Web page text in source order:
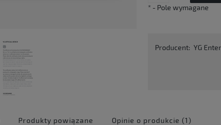
*- Pole wymagane
Producent: YG
Produkty powiązane Opinie o produkcie (1)